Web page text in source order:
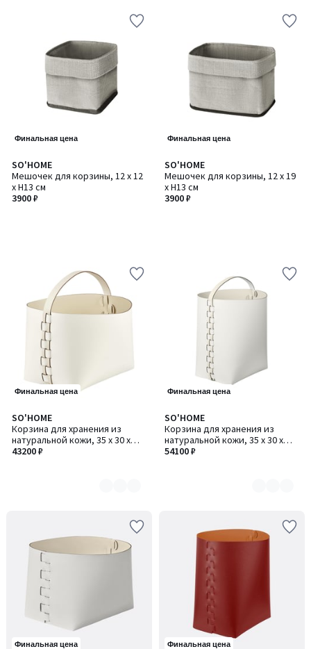
Финальная цена
SO'HOME
Мешочек для корзины, 12 x 12
x H13 см
3900 ₽
Финальная цена
SO'HOME
Мешочек для корзины, 12 x 19
x H13 см
3900 ₽
Финальная цена
SO'HOME
Корзина для хранения из
натуральной кожи, 35 х 30 х
Н26 см
43200 ₽
Количество
цветов:
8
Финальная цена
SO'HOME
Корзина для хранения из
натуральной кожи, 35 х 30 х
Н45 см
54100 ₽
Количество
цветов:
8
Финальная цена Финальная цена